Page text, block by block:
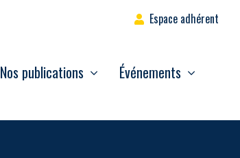
Espace adhérent
Nos publications Événements